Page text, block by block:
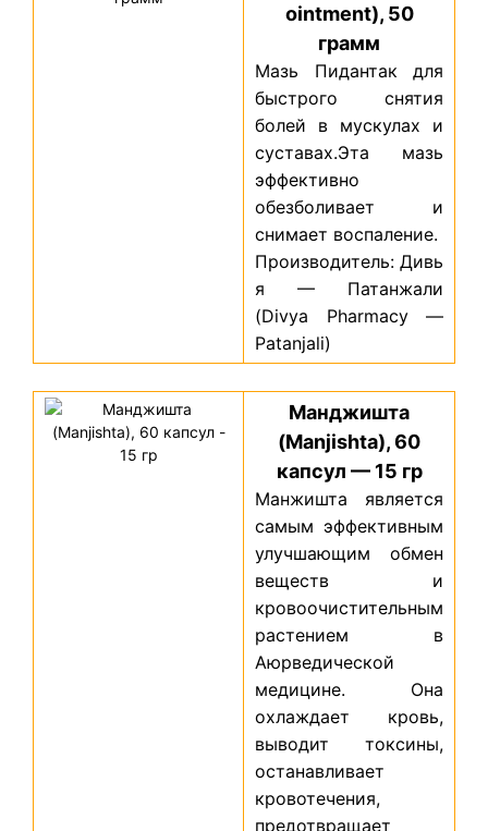
ointment), 50
грамм
Мазь Пидантак для
быстрого снятия
болей в мускулах и
суставах.Эта мазь
эффективно
обезболивает и
снимает воспаление.
Производитель: Дивь
я — Патанжали
(Divya Pharmacy —
Patanjali)
Манджишта
(Manjishta), 60
капсул — 15 гр
Манжишта является
самым эффективным
улучшающим обмен
веществ и
кровоочистительным
растением в
Аюрведической
медицине. Она
охлаждает кровь,
выводит токсины,
останавливает
кровотечения,
предотвращает